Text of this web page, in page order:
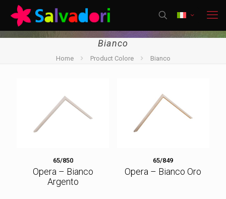
Bianco
Home Product Colore Bianco
65/850
Opera – Bianco
Argento
65/849
Opera – Bianco Oro